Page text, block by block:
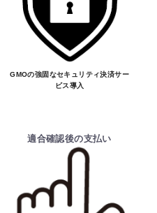
GMOの強固なセキュリティ決済サー
ビス導入
適合確認後の支払い